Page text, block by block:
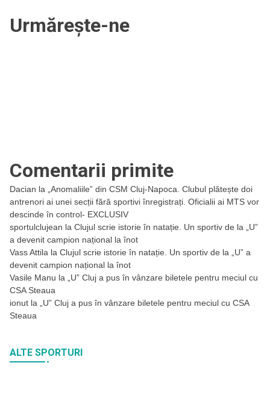
Urmărește-ne
Comentarii primite
Dacian la
„Anomaliile” din CSM Cluj-Napoca. Clubul plătește doi
antrenori ai unei secții fără sportivi înregistrați. Oficialii ai MTS vor
descinde în control- EXCLUSIV
sportulclujean la Clujul scrie istorie în natație. Un sportiv de la „U”
a devenit campion național la înot
Vass Attila la Clujul scrie istorie în natație. Un sportiv de la „U” a
devenit campion național la înot
Vasile Manu la
„U” Cluj a pus în vânzare biletele pentru meciul cu
CSA Steaua
ionut la
„U” Cluj a pus în vânzare biletele pentru meciul cu CSA
Steaua
ALTE SPORTURI